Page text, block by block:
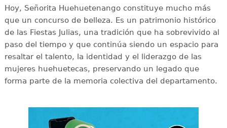
Hoy, Señorita Huehuetenango constituye mucho más
que un concurso de belleza. Es un patrimonio histórico
de las Fiestas Julias, una tradición que ha sobrevivido al
paso del tiempo y que continúa siendo un espacio para
resaltar el talento, la identidad y el liderazgo de las
mujeres huehuetecas, preservando un legado que
forma parte de la memoria colectiva del departamento.